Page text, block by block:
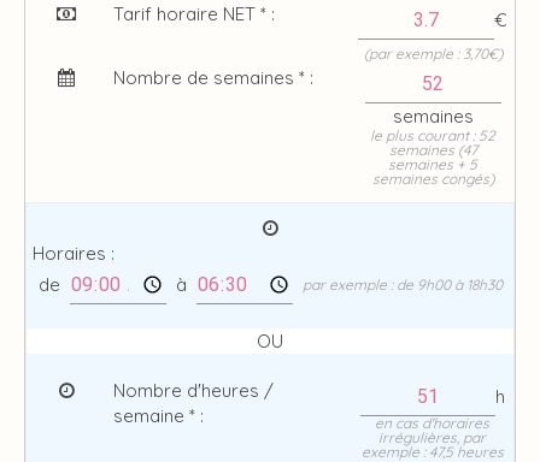
Tarif horaire NET * : €
(par exemple : 3,70€)
Nombre de semaines * :
semaines
le plus courant : 52
semaines (47
semaines + 5
semaines congés)
Horaires :
de
à par exemple : de 9h00 à 18h30
OU
Nombre d'heures /
semaine * :
h
en cas d'horaires
irrégulières, par
exemple : 47,5 heures